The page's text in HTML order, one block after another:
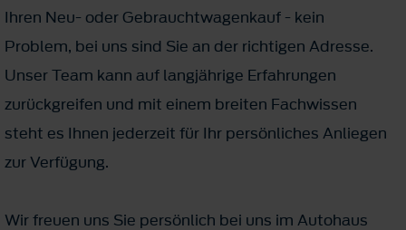
Ihren Neu- oder Gebrauchtwagenkauf - kein
Problem, bei uns sind Sie an der richtigen Adresse.
Unser Team kann auf langjährige Erfahrungen
zurückgreifen und mit einem breiten Fachwissen
steht es Ihnen jederzeit für Ihr persönliches Anliegen
zur Verfügung.
Wir freuen uns Sie persönlich bei uns im Autohaus